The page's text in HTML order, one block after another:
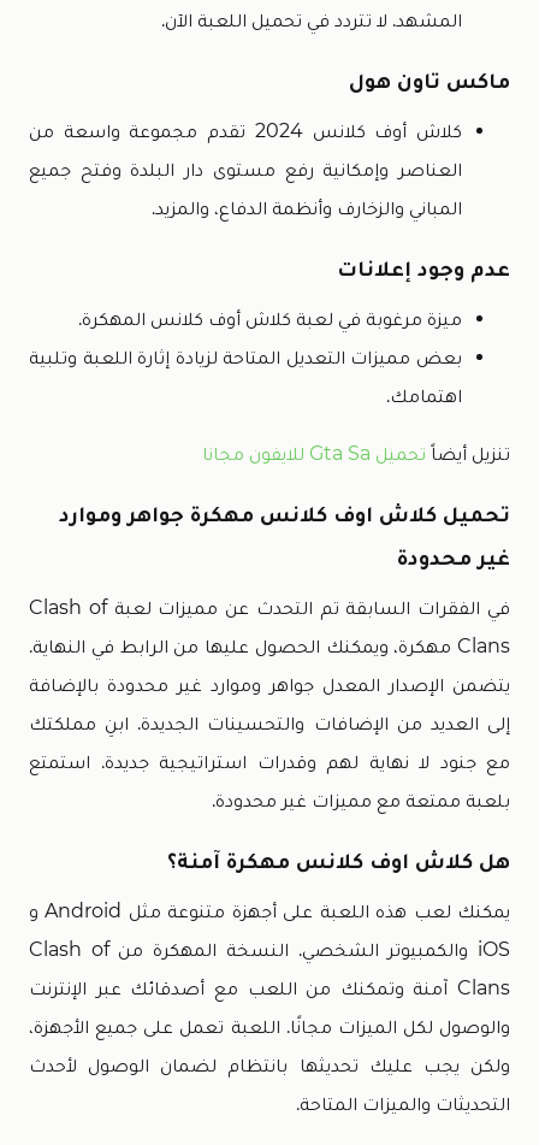
المشهد. لا تتردد في تحميل اللعبة الآن.
ماكس تاون هول
كلاش أوف كلانس 2024 تقدم مجموعة واسعة من
العناصر وإمكانية رفع مستوى دار البلدة وفتح جميع
المباني والزخارف وأنظمة الدفاع، والمزيد.
عدم وجود إعلانات
ميزة مرغوبة في لعبة كلاش أوف كلانس المهكرة.
بعض مميزات التعديل المتاحة لزيادة إثارة اللعبة وتلبية
اهتمامك.
تنزيل أيضاً تحميل Gta Sa للايفون مجانا
تحميل كلاش اوف كلانس مهكرة جواهر وموارد
غير محدودة
في الفقرات السابقة تم التحدث عن مميزات لعبة Clash of
Clans مهكرة، ويمكنك الحصول عليها من الرابط في النهاية.
يتضمن الإصدار المعدل جواهر وموارد غير محدودة بالإضافة
إلى العديد من الإضافات والتحسينات الجديدة. ابنِ مملكتك
مع جنود لا نهاية لهم وقدرات استراتيجية جديدة. استمتع
بلعبة ممتعة مع مميزات غير محدودة.
هل كلاش اوف كلانس مهكرة آمنة؟
يمكنك لعب هذه اللعبة على أجهزة متنوعة مثل Android و
iOS والكمبيوتر الشخصي. النسخة المهكرة من Clash of
Clans آمنة وتمكنك من اللعب مع أصدقائك عبر الإنترنت
والوصول لكل الميزات مجانًا. اللعبة تعمل على جميع الأجهزة،
ولكن يجب عليك تحديثها بانتظام لضمان الوصول لأحدث
التحديثات والميزات المتاحة.